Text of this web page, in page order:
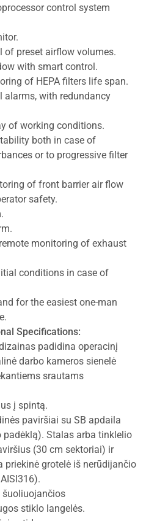
control system
of preset airflow volumes.
with smart control.
of HEPA filters life span.
alarms, with redundancy
of working conditions.
both in case of
or to progressive filter
of front barrier air flow
safety.
monitoring of exhaust
conditions in case of
for the easiest one-man
Specifications:
padidina operacinį
darbo kameros sienelė
srautams
į spintą.
paviršiai su SB apdaila
Stalas arba tinklelio
(30 cm sektoriai) ir
priekinė grotelė iš nerūdijančio
šuoliuojančios
stiklo langelės.